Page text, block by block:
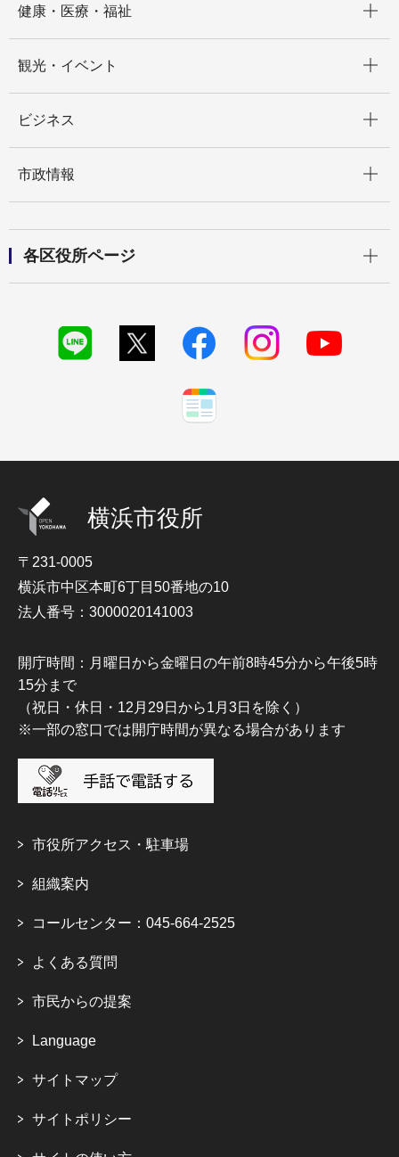
健康・医療・福祉
観光・イベント
ビジネス
市政情報
各区役所ページ
横浜市役所
〒231-0005
横浜市中区本町6丁目50番地の10
法人番号：3000020141003
開庁時間：月曜日から金曜日の午前8時45分から午後5時
15分まで
（祝日・休日・12月29日から1月3日を除く）
※一部の窓口では開庁時間が異なる場合があります
市役所アクセス・駐車場
組織案内
コールセンター：045-664-2525
よくある質問
市民からの提案
Language
サイトマップ
サイトポリシー